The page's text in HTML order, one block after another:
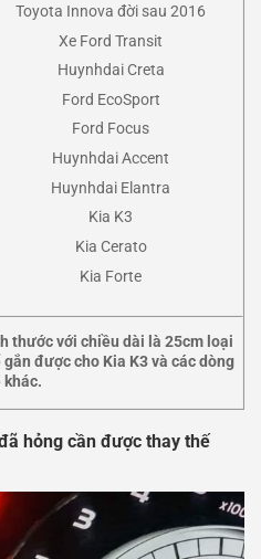
Toyota Innova đời sau 2016
Xe Ford Transit
Huynhdai Creta
Ford EcoSport
Ford Focus
Huynhdai Accent
Huynhdai Elantra
Kia K3
Kia Cerato
Kia Forte
thước với chiều dài là 25cm loại
gắn được cho Kia K3 và các dòng
khác.
hỏng cần được thay thế